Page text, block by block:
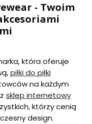
- Twoim
która oferuje
piłki do piłki
na każdym
sklep internetowy
którzy cenią
design.